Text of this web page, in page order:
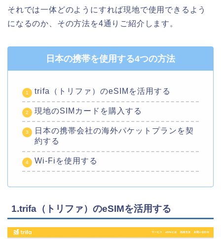
それでは一体どのようにすれば現地で使用できるよう
になるのか、その方法を4通りご紹介します。
日本の携帯を使用する4つの方法
trifa（トリファ）のeSIMを活用する
現地のSIMカードを購入する
日本の携帯会社の海外パケットプランを契
約する
Wi-Fiを使用する
1.trifa（トリファ）のeSIMを活用する